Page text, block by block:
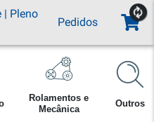
| Pleno
Pedidos
Rolamentos e
Mecânica
Outros